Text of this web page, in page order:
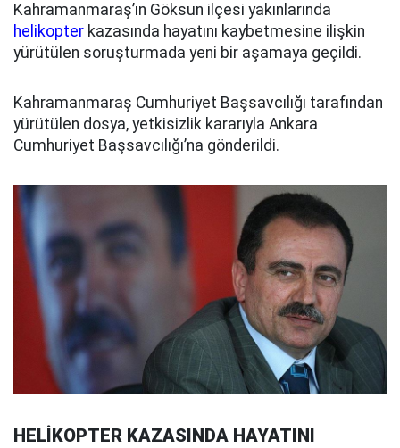
Kahramanmaraş’ın Göksun ilçesi yakınlarında
helikopter kazasında hayatını kaybetmesine ilişkin
yürütülen soruşturmada yeni bir aşamaya geçildi.
Kahramanmaraş Cumhuriyet Başsavcılığı tarafından
yürütülen dosya, yetkisizlik kararıyla Ankara
Cumhuriyet Başsavcılığı’na gönderildi.
HELİKOPTER KAZASINDA HAYATINI